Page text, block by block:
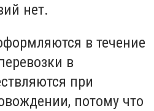
нет.
в течение
в
при
потому что